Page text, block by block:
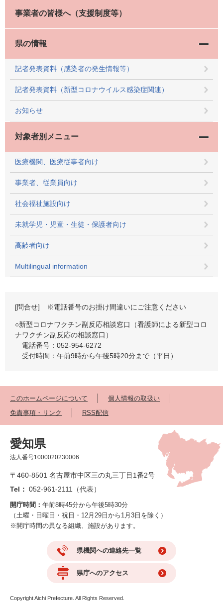
事業者の皆様へ（支援制度等）
県の情報
記者発表資料（感染者の発生情報等）
記者発表資料（新型コロナウイルス感染症関連）
お知らせ
対象者別メニュー
医療機関、医療従事者向け
事業者、従業員向け
社会福祉施設向け
未就学児・児童・生徒・保護者向け
高齢者向け
Multilingual information
[問合せ] ※電話番号のお掛け間違いにご注意ください
○新型コロナワクチン副反応相談窓口（看護師による新型コロ
ナワクチン副反応の相談窓口）
電話番号：052-954-6272
受付時間：午前9時から午後5時20分まで（平日）
このホームページについて
個人情報の取扱い
免責事項・リンク
RSS配信
愛知県
法人番号1000020230006
〒460-8501 名古屋市中区三の丸三丁目1番2号
Tel： 052-961-2111（代表）
開庁時間： 午前8時45分から午後5時30分
（土曜・日曜日・祝日・12月29日から1月3日を除く）
※開庁時間の異なる組織、施設があります。
県機関への連絡先一覧
県庁へのアクセス
Copyright Aichi Prefecture. All Rights Reserved.